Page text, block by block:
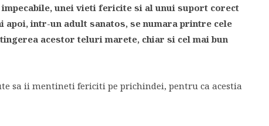
unei vieti fericite si al unui suport corect
apoi, intr-un adult sanatos, se numara printre cele
acestor teluri marete, chiar si cel mai bun
sa ii mentineti fericiti pe prichindei, pentru ca acestia